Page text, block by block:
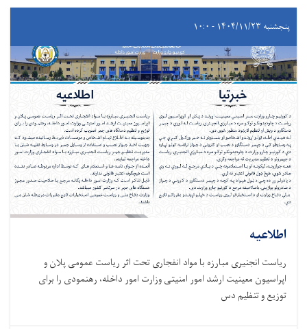
پنجشنبه ۱۴۰۴/۱۱/۲۳ - ۱۰:۰
اطلاعیه
ریاست انجنیری مبارزه با مواد انفجاری تحت اثر ریاست عمومی پلان و
اپراسیون معینیت ارشد امور امنیتی وزارت امور داخله، رهنمودی را برای
توزیع و تنظیم دس